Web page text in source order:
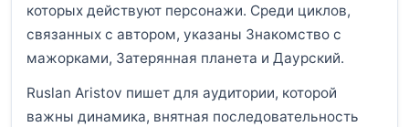
которых действуют персонажи. Среди циклов,
связанных с автором, указаны Знакомство с
мажорками, Затерянная планета и Даурский.
Ruslan Aristov пишет для аудитории, которой
важны динамика, внятная последовательность